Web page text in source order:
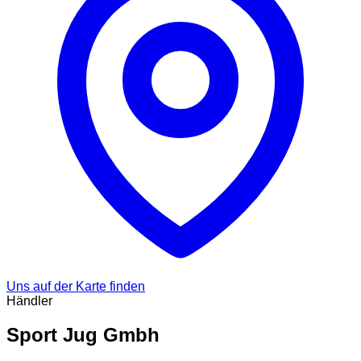
Uns auf der Karte finden
Händler
Sport Jug Gmbh